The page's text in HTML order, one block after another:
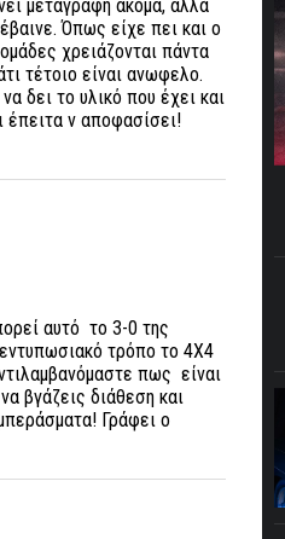
μεταγραφή ακόμα, αλλά
Όπως είχε πει και ο
χρειάζονται πάντα
τέτοιο είναι ανωφελο.
δει το υλικό που έχει και
έπειτα ν αποφασίσει!
αυτό το 3-0 της
τρόπο το 4Χ4
πως είναι
βγάζεις διάθεση και
Γράφει ο